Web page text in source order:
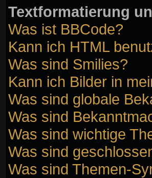
Textformatierung
Was ist BBCode?
Kann ich HTML
Was sind Smilies?
Kann ich Bilder in
Was sind globale
Was sind
Was sind wichtige
Was sind
Was sind Themen-